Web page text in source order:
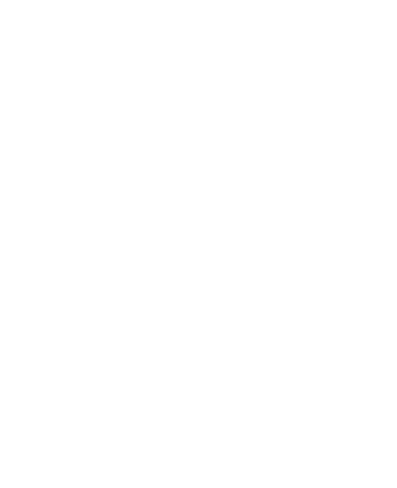
va relaxati langa piscina, sa va aventurati in natura sau sa